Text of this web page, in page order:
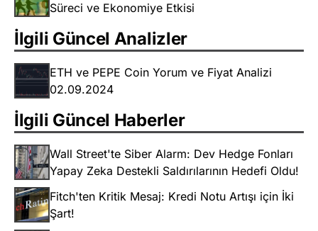
Süreci ve Ekonomiye Etkisi
İlgili Güncel Analizler
ETH ve PEPE Coin Yorum ve Fiyat Analizi
02.09.2024
İlgili Güncel Haberler
Wall Street'te Siber Alarm: Dev Hedge Fonları
Yapay Zeka Destekli Saldırılarının Hedefi Oldu!
Fitch'ten Kritik Mesaj: Kredi Notu Artışı için İki
Şart!